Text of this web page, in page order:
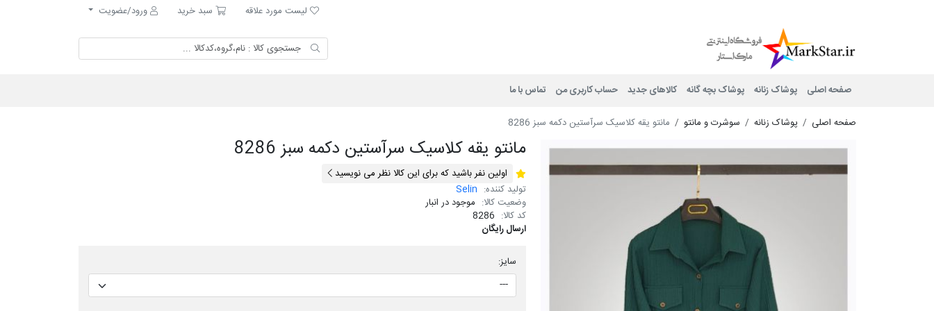
لیست مورد علاقه
لیست مورد علاقه سبد خرید
سبد خرید
ورود/عضویت
صفحه اصلی پوشاک زنانه پوشاک بچه گانه کالاهای جدید حساب کاربری من تماس با ما
صفحه اصلی پوشاک زنانه سوشرت و مانتو مانتو یقه کلاسیک سرآستین دکمه سبز 8286
مانتو یقه کلاسیک سرآستین دکمه سبز 8286
اولین نفر باشید که برای این کالا نظر می نویسید
تولید کننده: Selin
وضعیت کالا: موجود در انبار
کد کالا: 8286
ارسال رایگان
سایز: